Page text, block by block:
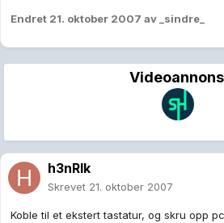
Endret 21. oktober 2007 av _sindre_
h3nRIk
Skrevet 21. oktober 2007
Koble til et ekstert tastatur, og skru opp